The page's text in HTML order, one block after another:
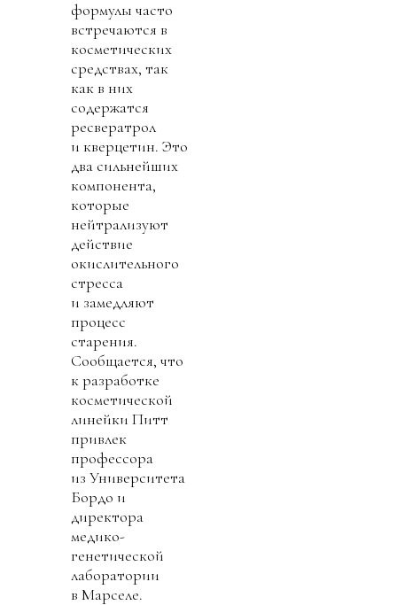
формулы часто
встречаются в
косметических
средствах, так
как в них
содержатся
ресвератрол
и кверцетин. Это
два сильнейших
компонента,
которые
нейтрализуют
действие
окислительного
стресса
и замедляют
процесс
старения.
Сообщается, что
к разработке
косметической
линейки Питт
привлек
профессора
из Университета
Бордо и
директора
медико-
генетической
лаборатории
в Марселе.